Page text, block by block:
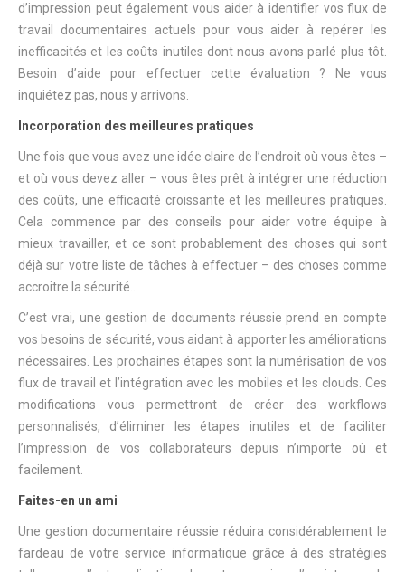
d’impression peut également vous aider à identifier vos flux de
travail documentaires actuels pour vous aider à repérer les
inefficacités et les coûts inutiles dont nous avons parlé plus tôt.
Besoin d’aide pour effectuer cette évaluation ? Ne vous
inquiétez pas, nous y arrivons.
Incorporation des meilleures pratiques
Une fois que vous avez une idée claire de l’endroit où vous êtes –
et où vous devez aller – vous êtes prêt à intégrer une réduction
des coûts, une efficacité croissante et les meilleures pratiques.
Cela commence par des conseils pour aider votre équipe à
mieux travailler, et ce sont probablement des choses qui sont
déjà sur votre liste de tâches à effectuer – des choses comme
accroitre la sécurité…
C’est vrai, une gestion de documents réussie prend en compte
vos besoins de sécurité, vous aidant à apporter les améliorations
nécessaires. Les prochaines étapes sont la numérisation de vos
flux de travail et l’intégration avec les mobiles et les clouds. Ces
modifications vous permettront de créer des workflows
personnalisés, d’éliminer les étapes inutiles et de faciliter
l’impression de vos collaborateurs depuis n’importe où et
facilement.
Faites-en un ami
Une gestion documentaire réussie réduira considérablement le
fardeau de votre service informatique grâce à des stratégies